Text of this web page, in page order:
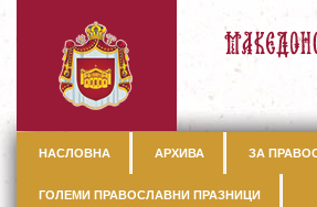
НАСЛОВНА АРХИВА ЗА
ГОЛЕМИ ПРАВОСЛАВНИ ПРАЗНИЦИ